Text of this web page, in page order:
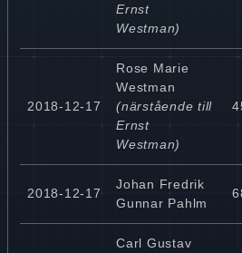
Ernst
Westman)
2018-12-17
Rose Marie
Westman
(närstående till
Ernst
Westman)
2018-12-17
Johan Fredrik
Gunnar Pahlm
Carl Gustav